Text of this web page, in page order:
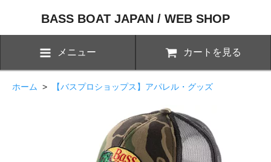
BASS BOAT JAPAN / WEB SHOP
メニュー カートを見る
ホーム > 【バスプロショップス】アパレル・グッズ